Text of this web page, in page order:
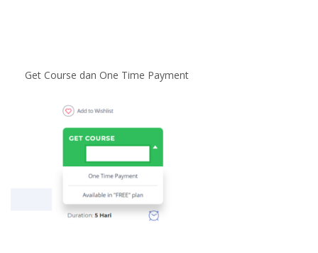
Get Course dan One Time Payment